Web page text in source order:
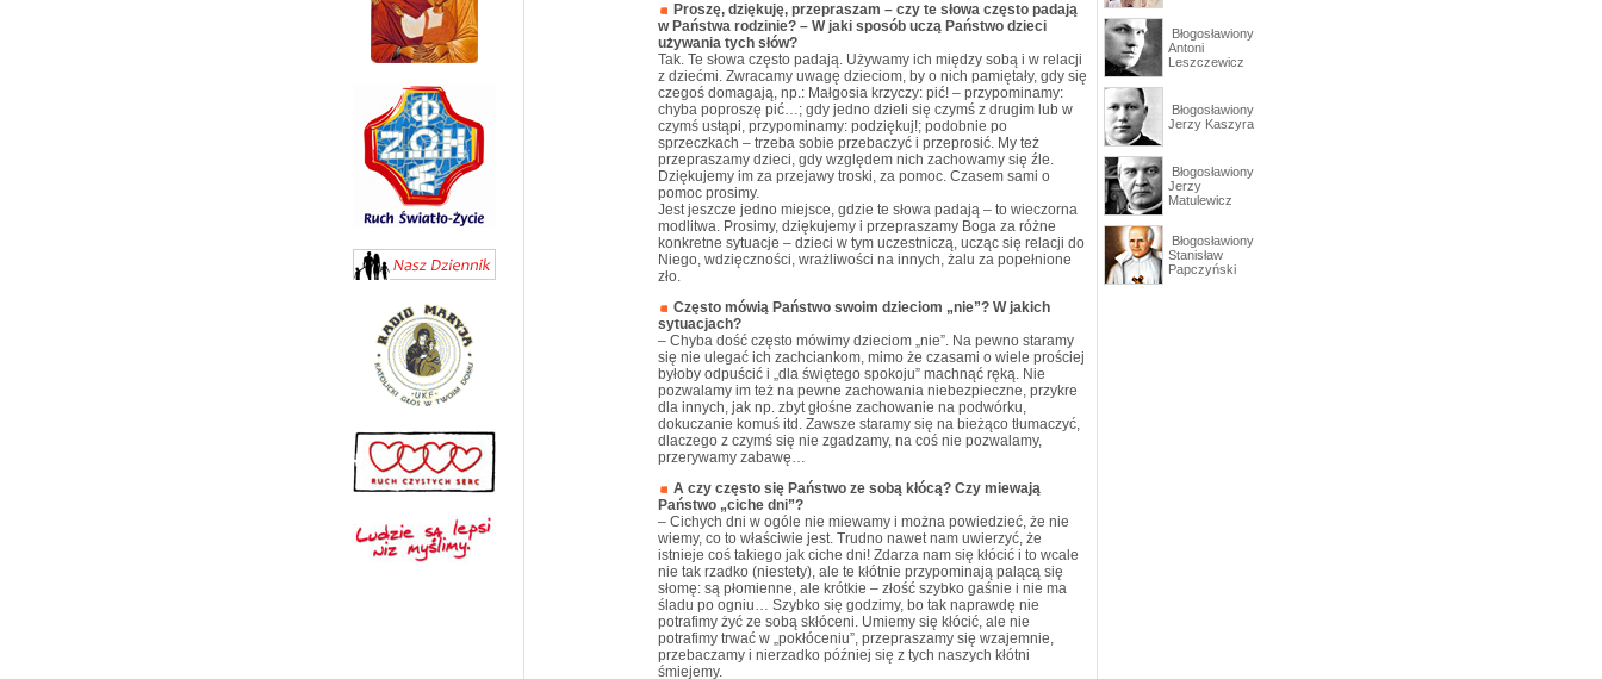
Proszę, dziękuję, przepraszam – czy te słowa często padają
w Państwa rodzinie? – W jaki sposób uczą Państwo dzieci
używania tych słów?
Tak. Te słowa często padają. Używamy ich między sobą i w relacji
z dziećmi. Zwracamy uwagę dzieciom, by o nich pamiętały, gdy się
czegoś domagają, np.: Małgosia krzyczy: pić! – przypominamy:
chyba poproszę pić…; gdy jedno dzieli się czymś z drugim lub w
czymś ustąpi, przypominamy: podziękuj!; podobnie po
sprzeczkach – trzeba sobie przebaczyć i przeprosić. My też
przepraszamy dzieci, gdy względem nich zachowamy się źle.
Dziękujemy im za przejawy troski, za pomoc. Czasem sami o
pomoc prosimy.
Jest jeszcze jedno miejsce, gdzie te słowa padają – to wieczorna
modlitwa. Prosimy, dziękujemy i przepraszamy Boga za różne
konkretne sytuacje – dzieci w tym uczestniczą, ucząc się relacji do
Niego, wdzięczności, wrażliwości na innych, żalu za popełnione
zło.
Często mówią Państwo swoim dzieciom „nie”? W jakich
sytuacjach?
– Chyba dość często mówimy dzieciom „nie”. Na pewno staramy
się nie ulegać ich zachciankom, mimo że czasami o wiele prościej
byłoby odpuścić i „dla świętego spokoju” machnąć ręką. Nie
pozwalamy im też na pewne zachowania niebezpieczne, przykre
dla innych, jak np. zbyt głośne zachowanie na podwórku,
dokuczanie komuś itd. Zawsze staramy się na bieżąco tłumaczyć,
dlaczego z czymś się nie zgadzamy, na coś nie pozwalamy,
przerywamy zabawę…
A czy często się Państwo ze sobą kłócą? Czy miewają
Państwo „ciche dni”?
– Cichych dni w ogóle nie miewamy i można powiedzieć, że nie
wiemy, co to właściwie jest. Trudno nawet nam uwierzyć, że
istnieje coś takiego jak ciche dni! Zdarza nam się kłócić i to wcale
nie tak rzadko (niestety), ale te kłótnie przypominają palącą się
słomę: są płomienne, ale krótkie – złość szybko gaśnie i nie ma
śladu po ogniu… Szybko się godzimy, bo tak naprawdę nie
potrafimy żyć ze sobą skłóceni. Umiemy się kłócić, ale nie
potrafimy trwać w „pokłóceniu”, przepraszamy się wzajemnie,
przebaczamy i nierzadko później się z tych naszych kłótni
śmiejemy.
Błogosławiony
Antoni
Leszczewicz
Błogosławiony
Jerzy Kaszyra
Błogosławiony
Jerzy
Matulewicz
Błogosławiony
Stanisław
Papczyński